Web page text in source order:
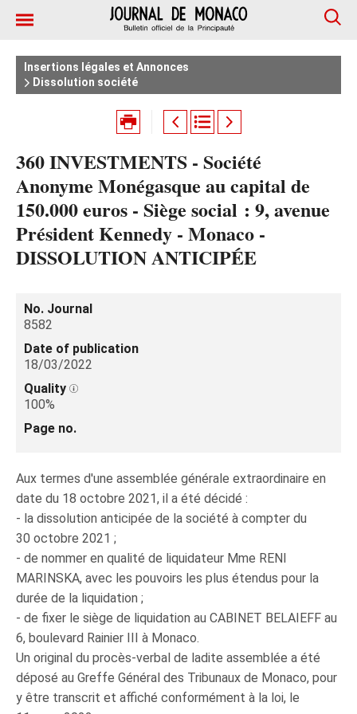
Insertions légales et Annonces
Dissolution société
360 INVESTMENTS - Société
Anonyme Monégasque au capital de
150.000 euros - Siège social : 9, avenue
Président Kennedy - Monaco -
DISSOLUTION ANTICIPÉE
No. Journal
8582
Date of publication
18/03/2022
Quality
100%
Page no.
Aux termes d'une assemblée générale extraordinaire en
date du 18 octobre 2021, il a été décidé :
- la dissolution anticipée de la société à compter du
30 octobre 2021 ;
- de nommer en qualité de liquidateur Mme RENI
MARINSKA, avec les pouvoirs les plus étendus pour la
durée de la liquidation ;
- de fixer le siège de liquidation au CABINET BELAIEFF au
6, boulevard Rainier III à Monaco.
Un original du procès-verbal de ladite assemblée a été
déposé au Greffe Général des Tribunaux de Monaco, pour
y être transcrit et affiché conformément à la loi, le